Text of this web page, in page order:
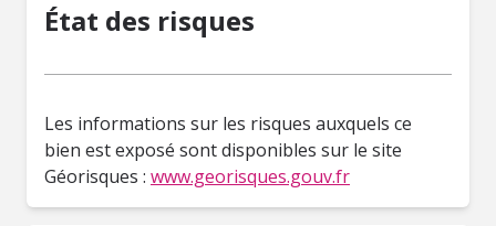
État des risques
Les informations sur les risques auxquels ce
bien est exposé sont disponibles sur le site
Géorisques : www.georisques.gouv.fr